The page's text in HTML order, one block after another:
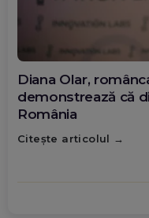
Diana Olar,
demonstrează că
România
Citește articolul